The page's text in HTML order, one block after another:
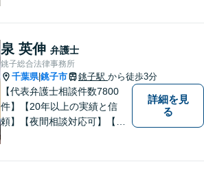
泉 英伸 弁護士
銚子総合法律事務所
千葉県|銚子市 銚子駅 から徒歩3分
【代表弁護士相談件数7800
件】【20年以上の実績と信
頼】【夜間相談対応可】【法
詳細を見
る